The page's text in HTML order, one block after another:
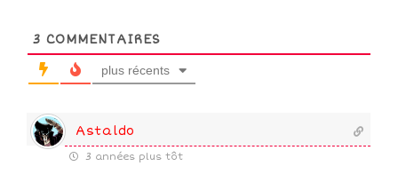
3 COMMENTAIRES
plus récents
Astaldo
3 années plus tôt